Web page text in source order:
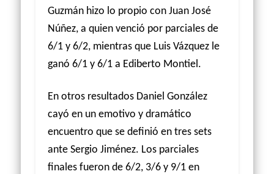
Guzmán hizo lo propio con Juan José
Núñez, a quien venció por parciales de
6/1 y 6/2, mientras que Luis Vázquez le
ganó 6/1 y 6/1 a Ediberto Montiel.
En otros resultados Daniel González
cayó en un emotivo y dramático
encuentro que se definió en tres sets
ante Sergio Jiménez. Los parciales
finales fueron de 6/2, 3/6 y 9/1 en